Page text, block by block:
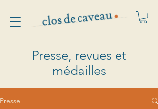
Presse, revues et
médailles
Presse